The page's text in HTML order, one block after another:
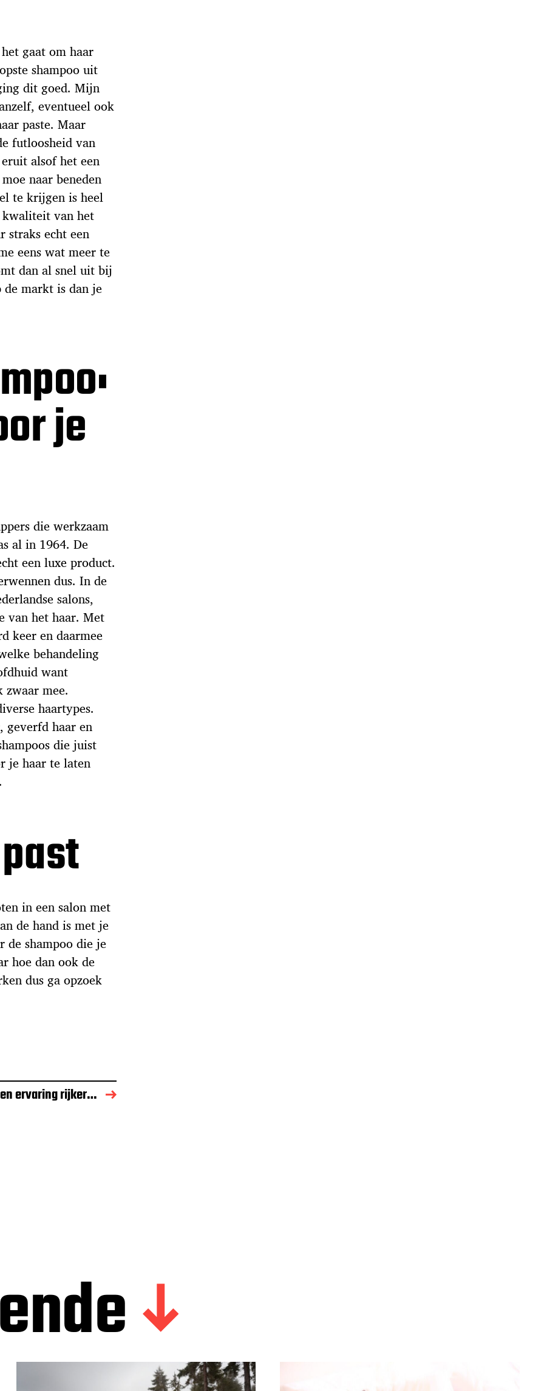
gaat om haar
shampoo uit
dit goed. Mijn
eventueel ook
paste. Maar
futloosheid van
alsof het een
naar beneden
te krijgen is heel
van het
straks echt een
eens wat meer te
dan al snel uit bij
de markt is dan je
je
die werkzaam
al in 1964. De
een luxe product.
dus. In de
salons,
van het haar. Met
keer en daarmee
behandeling
want
mee.
haartypes.
geverfd haar en
die juist
je haar te laten
in een salon met
de hand is met je
de shampoo die je
hoe dan ook de
dus ga opzoek
ervaring rijker…